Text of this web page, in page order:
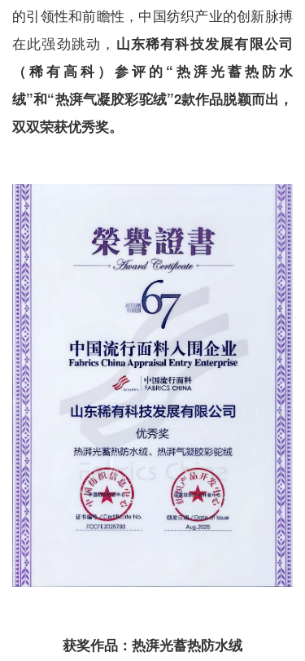
的引领性和前瞻性，中国纺织产业的创新脉搏
在此强劲跳动， 山东稀有科技发展有限公司
（稀有高科）参评的“热湃光蓄热防水
绒”和“热湃气凝胶彩驼绒”2款作品脱颖而出，
双双荣获优秀奖。
获奖作品：热湃光蓄热防水绒